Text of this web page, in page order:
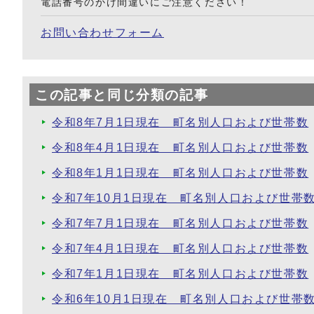
電話番号のかけ間違いにご注意ください！
お問い合わせフォーム
この記事と同じ分類の記事
令和8年7月1日現在 町名別人口および世帯数
令和8年4月1日現在 町名別人口および世帯数
令和8年1月1日現在 町名別人口および世帯数
令和7年10月1日現在 町名別人口および世帯
令和7年7月1日現在 町名別人口および世帯数
令和7年4月1日現在 町名別人口および世帯数
令和7年1月1日現在 町名別人口および世帯数
令和6年10月1日現在 町名別人口および世帯